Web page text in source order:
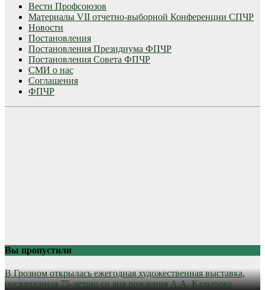
Вести Профсоюзов
Материалы VII отчетно-выборной Конференции СПЧР
Новости
Постановления
Постановления Президиума ФПЧР
Постановления Совета ФПЧР
СМИ о нас
Соглашения
ФПЧР
Вы пропустили
В Грозном открылась ежегодная художественная выставка,
посвященная 75-летию со дня рождения А.А. Кадырова